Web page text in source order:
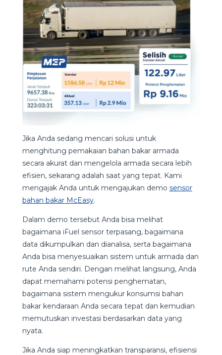
Jika Anda sedang mencari solusi untuk
menghitung pemakaian bahan bakar armada
secara akurat dan mengelola armada secara lebih
efisien, sekarang adalah saat yang tepat. Kami
mengajak Anda untuk mengajukan demo sensor
bahan bakar McEasy.
Dalam demo tersebut Anda bisa melihat
bagaimana iFuel sensor terpasang, bagaimana
data dikumpulkan dan dianalisa, serta bagaimana
Anda bisa menyesuaikan sistem untuk armada dan
rute Anda sendiri. Dengan melihat langsung, Anda
dapat memahami potensi penghematan,
bagaimana sistem mengukur konsumsi bahan
bakar kendaraan Anda secara tepat dan kemudian
memutuskan investasi berdasarkan data yang
nyata.
Jika Anda siap meningkatkan transparansi, efisiensi